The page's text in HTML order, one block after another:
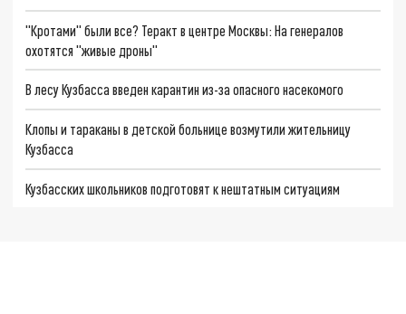
"Кротами" были все? Теракт в центре Москвы: На генералов
охотятся "живые дроны"
В лесу Кузбасса введен карантин из-за опасного насекомого
Клопы и тараканы в детской больнице возмутили жительницу
Кузбасса
Кузбасских школьников подготовят к нештатным ситуациям